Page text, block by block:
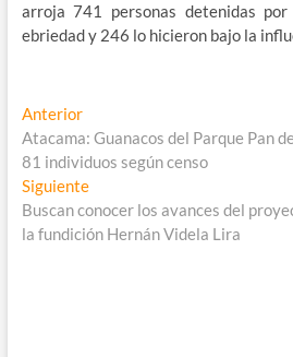
arroja 741 personas detenidas
ebriedad y 246 lo hicieron bajo la
Navegación
de
entradas
AnteriorEntrada
anterior:
Atacama: Guanacos del Parque Pan
81 individuos según censo
SiguienteEntrada
siguiente:
Buscan conocer los avances del
la fundición Hernán Videla Lira